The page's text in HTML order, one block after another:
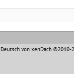
Deutsch von xenDach©2010-